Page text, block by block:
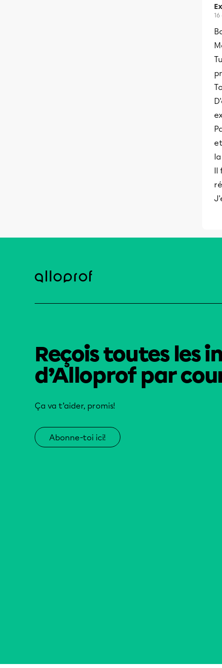
Il
Reçois toutes les
d’Alloprof par
Ça va t’aider, promis!
Abonne-toi ici!